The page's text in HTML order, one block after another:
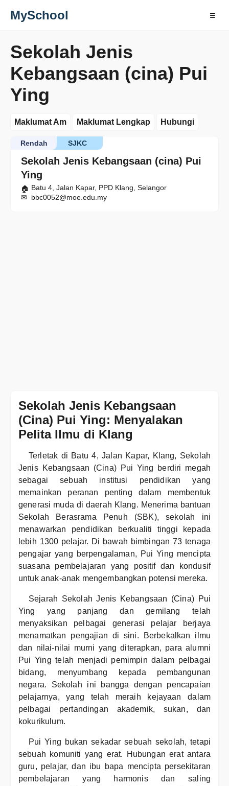
MySchool ☰
Sekolah Jenis
Kebangsaan (cina) Pui
Ying
Maklumat Am Maklumat Lengkap Hubungi
Sekolah Jenis Kebangsaan (cina) Pui
Ying
SJKC
Rendah
Batu 4, Jalan Kapar, PPD Klang, Selangor
bbc0052@moe.edu.my
Sekolah Jenis Kebangsaan
(Cina) Pui Ying: Menyalakan
Pelita Ilmu di Klang
Terletak di Batu 4, Jalan Kapar, Klang, Sekolah
Jenis Kebangsaan (Cina) Pui Ying berdiri megah
sebagai sebuah institusi pendidikan yang
memainkan peranan penting dalam membentuk
generasi muda di daerah Klang. Menerima bantuan
Sekolah Berasrama Penuh (SBK), sekolah ini
menawarkan pendidikan berkualiti tinggi kepada
lebih 1300 pelajar. Di bawah bimbingan 73 tenaga
pengajar yang berpengalaman, Pui Ying mencipta
suasana pembelajaran yang positif dan kondusif
untuk anak-anak mengembangkan potensi mereka.
Sejarah Sekolah Jenis Kebangsaan (Cina) Pui
Ying yang panjang dan gemilang telah
menyaksikan pelbagai generasi pelajar berjaya
menamatkan pengajian di sini. Berbekalkan ilmu
dan nilai-nilai murni yang diterapkan, para alumni
Pui Ying telah menjadi pemimpin dalam pelbagai
bidang, menyumbang kepada pembangunan
negara. Sekolah ini bangga dengan pencapaian
pelajarnya, yang telah meraih kejayaan dalam
pelbagai pertandingan akademik, sukan, dan
kokurikulum.
Pui Ying bukan sekadar sebuah sekolah, tetapi
sebuah komuniti yang erat. Hubungan erat antara
guru, pelajar, dan ibu bapa mencipta persekitaran
pembelajaran yang harmonis dan saling